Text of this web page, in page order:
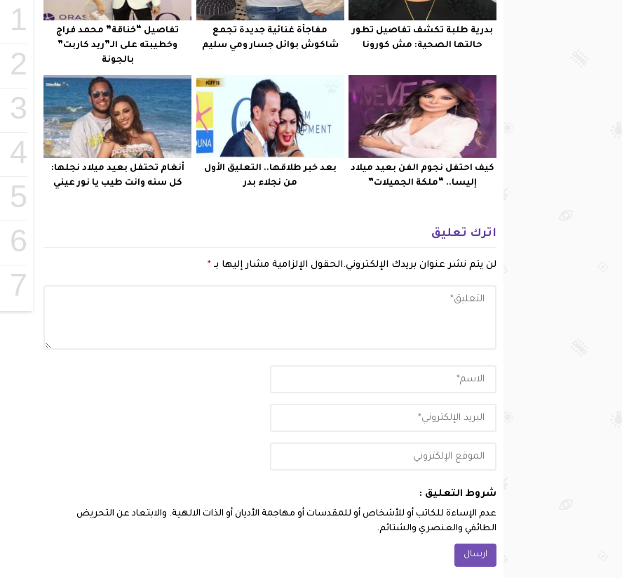
بدرية طلبة تكشف تفاصيل تطور
حالتها الصحية: مش كورونا
مفاجأة غنائية جديدة تجمع
شاكوش بوائل جسار ومي سليم
تفاصيل “خناقة” محمد فراج
وخطيبته على الـ”ريد كاربت”
بالجونة
كيف احتفل نجوم الفن بعيد ميلاد
إليسا.. “ملكة الجميلات”
بعد خبر طلاقها.. التعليق الأول
من نجلاء بدر
أنغام تحتفل بعيد ميلاد نجلها:
كل سنه وانت طيب يا نور عيني
اترك تعليق
لن يتم نشر عنوان بريدك الإلكتروني.الحقول الإلزامية مشار إليها بـ *
شروط التعليق :
عدم الإساءة للكاتب أو للأشخاص أو للمقدسات أو مهاجمة الأديان أو الذات الالهية. والابتعاد عن التحريض
الطائفي والعنصري والشتائم.
1
2
3
4
5
6
7